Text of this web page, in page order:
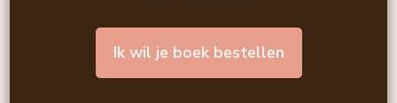
Ik wil je boek bestellen